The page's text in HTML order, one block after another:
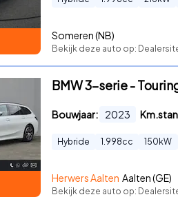
Someren (NB)
Bekijk deze auto op:
BMW 3-serie -
Bouwjaar: 2023
Hybride 1.998cc 150 kW
Herwers Aalten Aalten (GE)
Bekijk deze auto op: